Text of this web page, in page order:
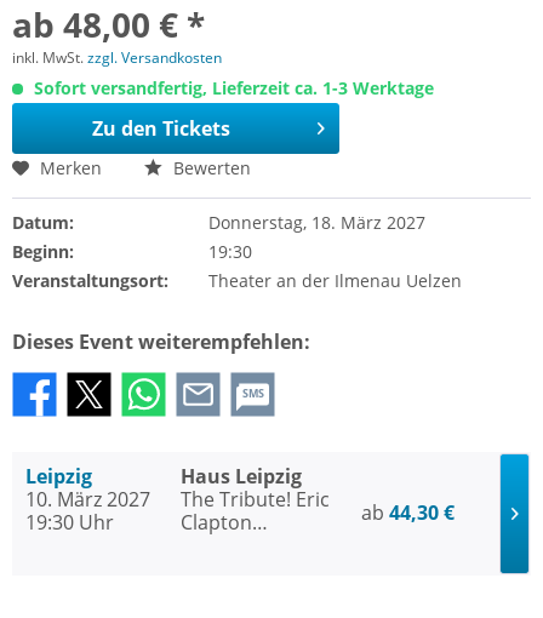
ab 48,00 € *
inkl. MwSt.zzgl. Versandkosten
Sofort versandfertig, Lieferzeit ca. 1-3 Werktage
Zu den Tickets
Merken Bewerten
Datum:
Donnerstag, 18. März 2027
Beginn:
19:30
Veranstaltungsort:
Theater an der Ilmenau Uelzen
Dieses Event weiterempfehlen:
SMS
Leipzig
10. März 2027
19:30 Uhr
Haus Leipzig
The Tribute! Eric
Clapton
ab 44,30 €